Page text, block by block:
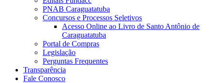
PNAB Caraguatatuba
Concursos e Processos Seletivos
Acesso Online ao Livro de Santo Antônio de
Caraguatatuba
Portal de Compras
Legislação
Perguntas Frequentes
Transparência
Fale Conosco